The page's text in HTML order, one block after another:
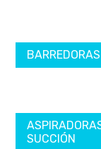
BARREDORAS
SUCCIÓN